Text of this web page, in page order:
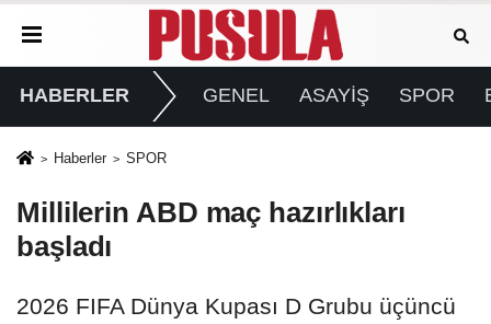
HABERLER GENEL ASAYİŞ SPOR
Haberler SPOR
Millilerin ABD maç hazırlıkları
başladı
2026 FIFA Dünya Kupası D Grubu üçüncü